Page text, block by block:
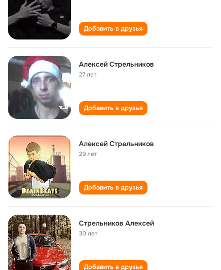
Добавить в друзья
Алексей Стрельников
27 лет
Добавить в друзья
Алексей Стрельников
29 лет
Добавить в друзья
Стрельников Алексей
30 лет
Добавить в друзья